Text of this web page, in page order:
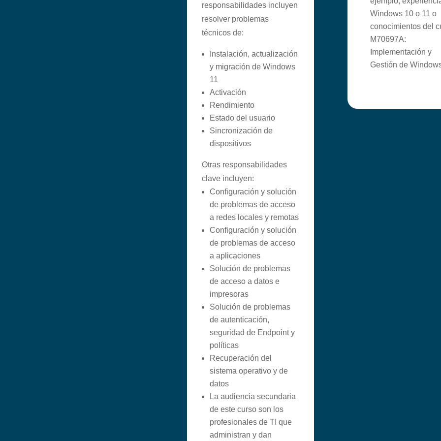
responsabilidades incluyen
resolver problemas
técnicos de:
Instalación, actualización
y migración de Windows
11
Activación
Rendimiento
Estado del usuario
Sincronización de
dispositivos
Otras responsabilidades
clave incluyen:
Configuración y solución
de problemas de acceso
a redes locales y remotas
Configuración y solución
de problemas de acceso
a aplicaciones
Solución de problemas
de acceso a datos e
impresoras
Solución de problemas
de autenticación,
seguridad de Endpoint y
políticas
Recuperación del
sistema operativo y de
datos
La audiencia secundaria
de este curso son los
profesionales de TI que
administran y dan
Windows 10 o 11 o
conocimientos del
M70697A:
Implementación y
Gestión de